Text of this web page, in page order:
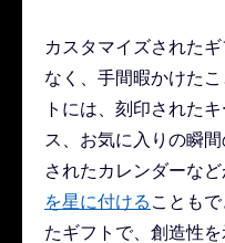
カスタマイズされた
なく、手間暇かけた
トには、刻印された
ス、お気に入りの瞬
されたカレンダーな
を星に付ける ことも
たギフトで、創造性